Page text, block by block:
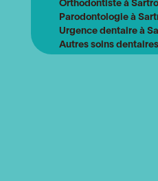
Orthodontiste à
Parodontologie à
Urgence dentaire à
Autres soins